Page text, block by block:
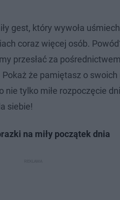
gest, który wywoła
coraz więcej osób.
przesłać za
że pamiętasz o
nie tylko miłe rozpoczęcie
siebie!
na miły początek dnia